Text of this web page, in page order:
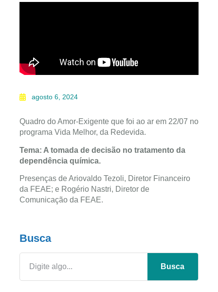
agosto 6, 2024
Quadro do Amor-Exigente que foi ao ar em 22/07 no
programa Vida Melhor, da Redevida.
Tema: A tomada de decisão no tratamento da
dependência química.
Presenças de Ariovaldo Tezoli, Diretor Financeiro
da FEAE; e Rogério Nastri, Diretor de
Comunicação da FEAE.
Busca
Busca